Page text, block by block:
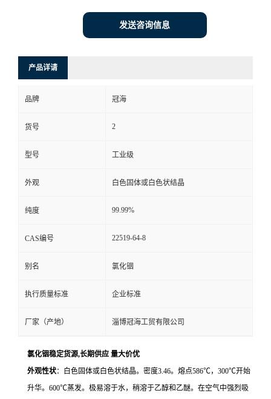
发送咨询信息
产品详请
品牌 冠海
货号 2
型号 工业级
外观 白色固体或白色状结晶
纯度 99.99%
CAS编号 22519-64-8
别名 氯化铟
执行质量标准 企业标准
厂家（产地） 淄博冠海工贸有限公司
氯化铟稳定货源,长期供应 量大价优
外观性状：白色固体或白色状结晶。密度3.46。熔点586℃， 300℃开始
升华。 600℃蒸发。极易溶于水，稍溶于乙醇和乙醚。在空气中强烈吸